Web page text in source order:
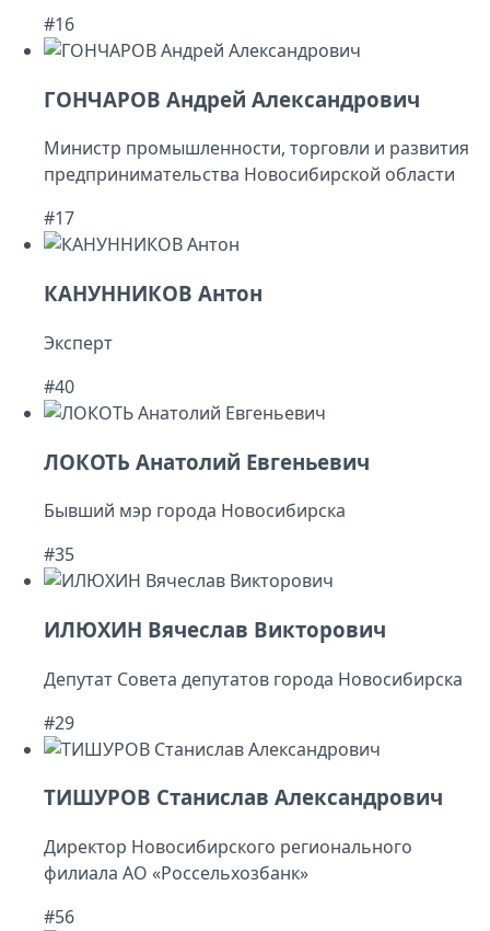
#16
ГОНЧАРОВ Андрей Александрович
Министр промышленности, торговли и развития
предпринимательства Новосибирской области
#17
КАНУННИКОВ Антон
Эксперт
#40
ЛОКОТЬ Анатолий Евгеньевич
Бывший мэр города Новосибирска
#35
ИЛЮХИН Вячеслав Викторович
Депутат Совета депутатов города Новосибирска
#29
ТИШУРОВ Станислав Александрович
Директор Новосибирского регионального
филиала АО «Россельхозбанк»
#56